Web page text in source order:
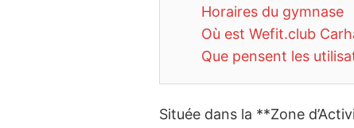
Horaires du gymnase
Où est Wefit.club
Que pensent les
Située dans la **Zone